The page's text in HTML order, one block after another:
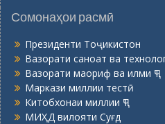
Сомонаҳои расмӣ
Президенти Тоҷикистон
Вазорати саноат ва
Вазорати маориф ва илми ҶТ
Маркази миллии тестӣ
Китобхонаи миллии ҶТ
МИҲД вилояти Суғд